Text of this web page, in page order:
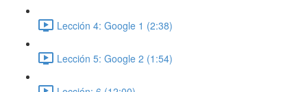
Lección 4: Google 1 (2:38)
Lección 5: Google 2 (1:54)